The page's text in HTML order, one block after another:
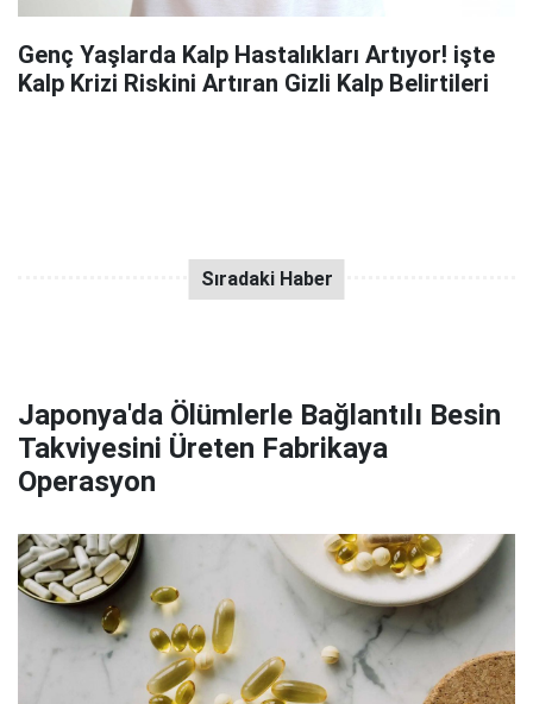
Genç Yaşlarda Kalp Hastalıkları Artıyor! işte
Kalp Krizi Riskini Artıran Gizli Kalp Belirtileri
Japonya'da Ölümlerle Bağlantılı Besin
Takviyesini Üreten Fabrikaya
Operasyon